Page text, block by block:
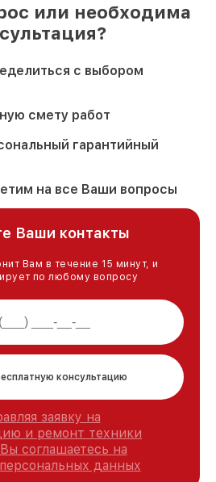
или необходима
с выбором
смету работ
гарантийный
на все Ваши вопросы
Ваши контакты
Вам в течение 15 минут, и
по любому вопросу
консультацию
заявку на
и ремонт техники
соглашаетесь на
данных